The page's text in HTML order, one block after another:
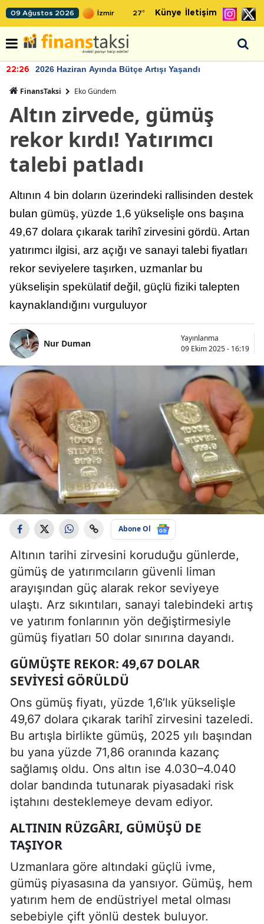
09 Ağustos 2026 27° Künye İletişim
22:26 2026 Haziran Ayında Bütçe Artışı Yaşandı
FinansTaksi Eko Gündem
Altın zirvede, gümüş
rekor kırdı! Yatırımcı
talebi patladı
Altının 4 bin doların üzerindeki rallisinden destek
bulan gümüş, yüzde 1,6 yükselişle ons başına
49,67 dolara çıkarak tarihî zirvesini gördü. Artan
yatırımcı ilgisi, arz açığı ve sanayi talebi fiyatları
rekor seviyelere taşırken, uzmanlar bu
yükselişin spekülatif değil, güçlü fiziki talepten
kaynaklandığını vurguluyor
Nur Duman
Yayınlanma
09 Ekim 2025 - 16:19
Abone Ol
Altının tarihi zirvesini koruduğu günlerde,
gümüş de yatırımcıların güvenli liman
arayışından güç alarak rekor seviyeye
ulaştı. Arz sıkıntıları, sanayi talebindeki artış
ve yatırım fonlarının yön değiştirmesiyle
gümüş fiyatları 50 dolar sınırına dayandı.
GÜMÜŞTE REKOR: 49,67 DOLAR
SEVIYESI GÖRÜLDÜ
Ons gümüş fiyatı, yüzde 1,6’lık yükselişle
49,67 dolara çıkarak tarihî zirvesini tazeledi.
Bu artışla birlikte gümüş, 2025 yılı başından
bu yana yüzde 71,86 oranında kazanç
sağlamış oldu. Ons altın ise 4.030–4.040
dolar bandında tutunarak piyasadaki risk
iştahını desteklemeye devam ediyor.
ALTININ RÜZGÂRI, GÜMÜŞÜ DE
TAŞIYOR
Uzmanlara göre altındaki güçlü ivme,
gümüş piyasasına da yansıyor. Gümüş, hem
yatırım hem de endüstriyel metal olması
sebebiyle çift yönlü destek buluyor.